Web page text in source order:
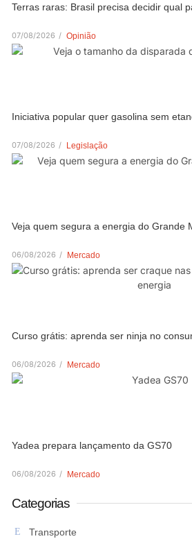
Terras raras: Brasil precisa decidir qual
07/08/2026 / Opinião
Iniciativa popular quer gasolina sem
07/08/2026 / Legislação
Veja quem segura a energia do Grande
06/08/2026 / Mercado
Curso grátis: aprenda ser ninja no
06/08/2026 / Mercado
Yadea prepara lançamento da GS70
06/08/2026 / Mercado
Categorias
Transporte